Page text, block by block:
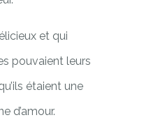
et qui
pouvaient leurs
étaient une
d’amour.